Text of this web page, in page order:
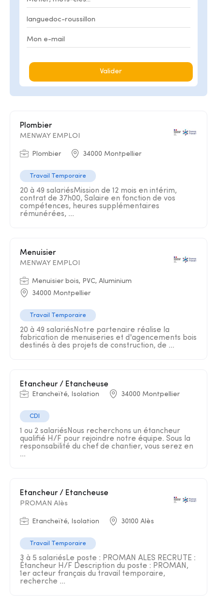
Valider
Plombier
MENWAY EMPLOI
Plombier 34000 Montpellier
Travail Temporaire
20 à 49 salariésMission de 12 mois en intérim,
contrat de 37h00, Salaire en fonction de vos
compétences, heures supplémentaires
rémunérées, ...
Menuisier
MENWAY EMPLOI
Menuisier bois, PVC, Aluminium
34000 Montpellier
Travail Temporaire
20 à 49 salariésNotre partenaire réalise la
fabrication de menuiseries et d'agencements bois
destinés à des projets de construction, de ...
Etancheur / Etancheuse
Etancheïté, Isolation 34000 Montpellier
CDI
1 ou 2 salariésNous recherchons un étancheur
qualifié H/F pour rejoindre notre équipe. Sous la
responsabilité du chef de chantier, vous serez en
...
Etancheur / Etancheuse
PROMAN Alès
Etancheïté, Isolation 30100 Alès
Travail Temporaire
3 à 5 salariésLe poste : PROMAN ALES RECRUTE :
Étancheur H/F Description du poste : PROMAN,
1er acteur français du travail temporaire,
recherche ...